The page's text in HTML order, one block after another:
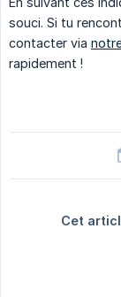
souci. Si tu
contacter via
rapidement !
Cet